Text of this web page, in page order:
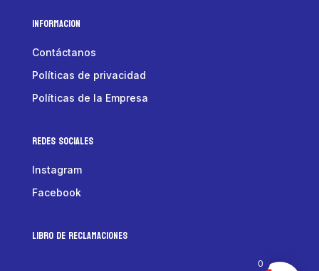
Informacion
Contáctanos
Políticas de privacidad
Políticas de la Empresa
Redes Sociales
Instagram
Facebook
LIBRO DE RECLAMACIONES
0